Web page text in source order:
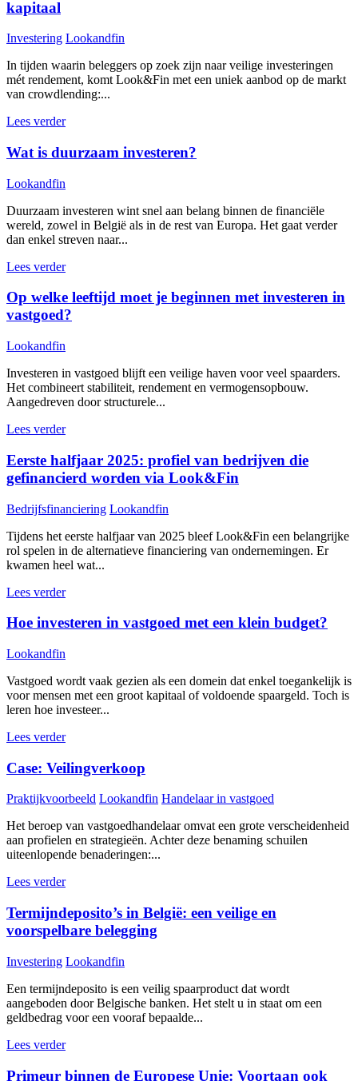
kapitaal
Investering Lookandfin
In tijden waarin beleggers op zoek zijn naar veilige investeringen
mét rendement, komt Look&Fin met een uniek aanbod op de markt
van crowdlending:...
Lees verder
Wat is duurzaam investeren?
Lookandfin
Duurzaam investeren wint snel aan belang binnen de financiële
wereld, zowel in België als in de rest van Europa. Het gaat verder
dan enkel streven naar...
Lees verder
Op welke leeftijd moet je beginnen met investeren in
vastgoed?
Lookandfin
Investeren in vastgoed blijft een veilige haven voor veel spaarders.
Het combineert stabiliteit, rendement en vermogensopbouw.
Aangedreven door structurele...
Lees verder
Eerste halfjaar 2025: profiel van bedrijven die
gefinancierd worden via Look&Fin
Bedrijfsfinanciering Lookandfin
Tijdens het eerste halfjaar van 2025 bleef Look&Fin een belangrijke
rol spelen in de alternatieve financiering van ondernemingen. Er
kwamen heel wat...
Lees verder
Hoe investeren in vastgoed met een klein budget?
Lookandfin
Vastgoed wordt vaak gezien als een domein dat enkel toegankelijk is
voor mensen met een groot kapitaal of voldoende spaargeld. Toch is
leren hoe investeer...
Lees verder
Case: Veilingverkoop
Praktijkvoorbeeld Lookandfin Handelaar in vastgoed
Het beroep van vastgoedhandelaar omvat een grote verscheidenheid
aan profielen en strategieën. Achter deze benaming schuilen
uiteenlopende benaderingen:...
Lees verder
Termijndeposito’s in België: een veilige en
voorspelbare belegging
Investering Lookandfin
Een termijndeposito is een veilig spaarproduct dat wordt
aangeboden door Belgische banken. Het stelt u in staat om een
geldbedrag voor een vooraf bepaalde...
Lees verder
Primeur binnen de Europese Unie: Voortaan ook